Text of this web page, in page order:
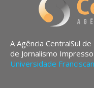
A Agência CentralSul
de Jornalismo
Universidade